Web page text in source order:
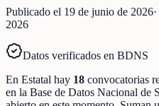
Publicado el 19 de junio de 2026
2026
Datos verificados en BDNS
En Estatal hay 18 convocatorias
en la Base de Datos Nacional de